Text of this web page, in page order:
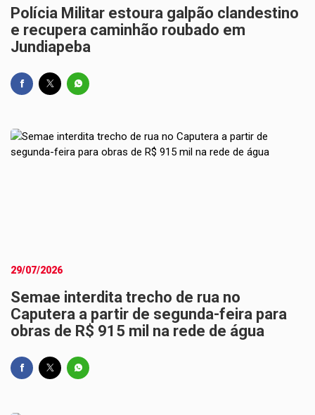
Polícia Militar estoura galpão clandestino
e recupera caminhão roubado em
Jundiapeba
29/07/2026
Semae interdita trecho de rua no
Caputera a partir de segunda-feira para
obras de R$ 915 mil na rede de água